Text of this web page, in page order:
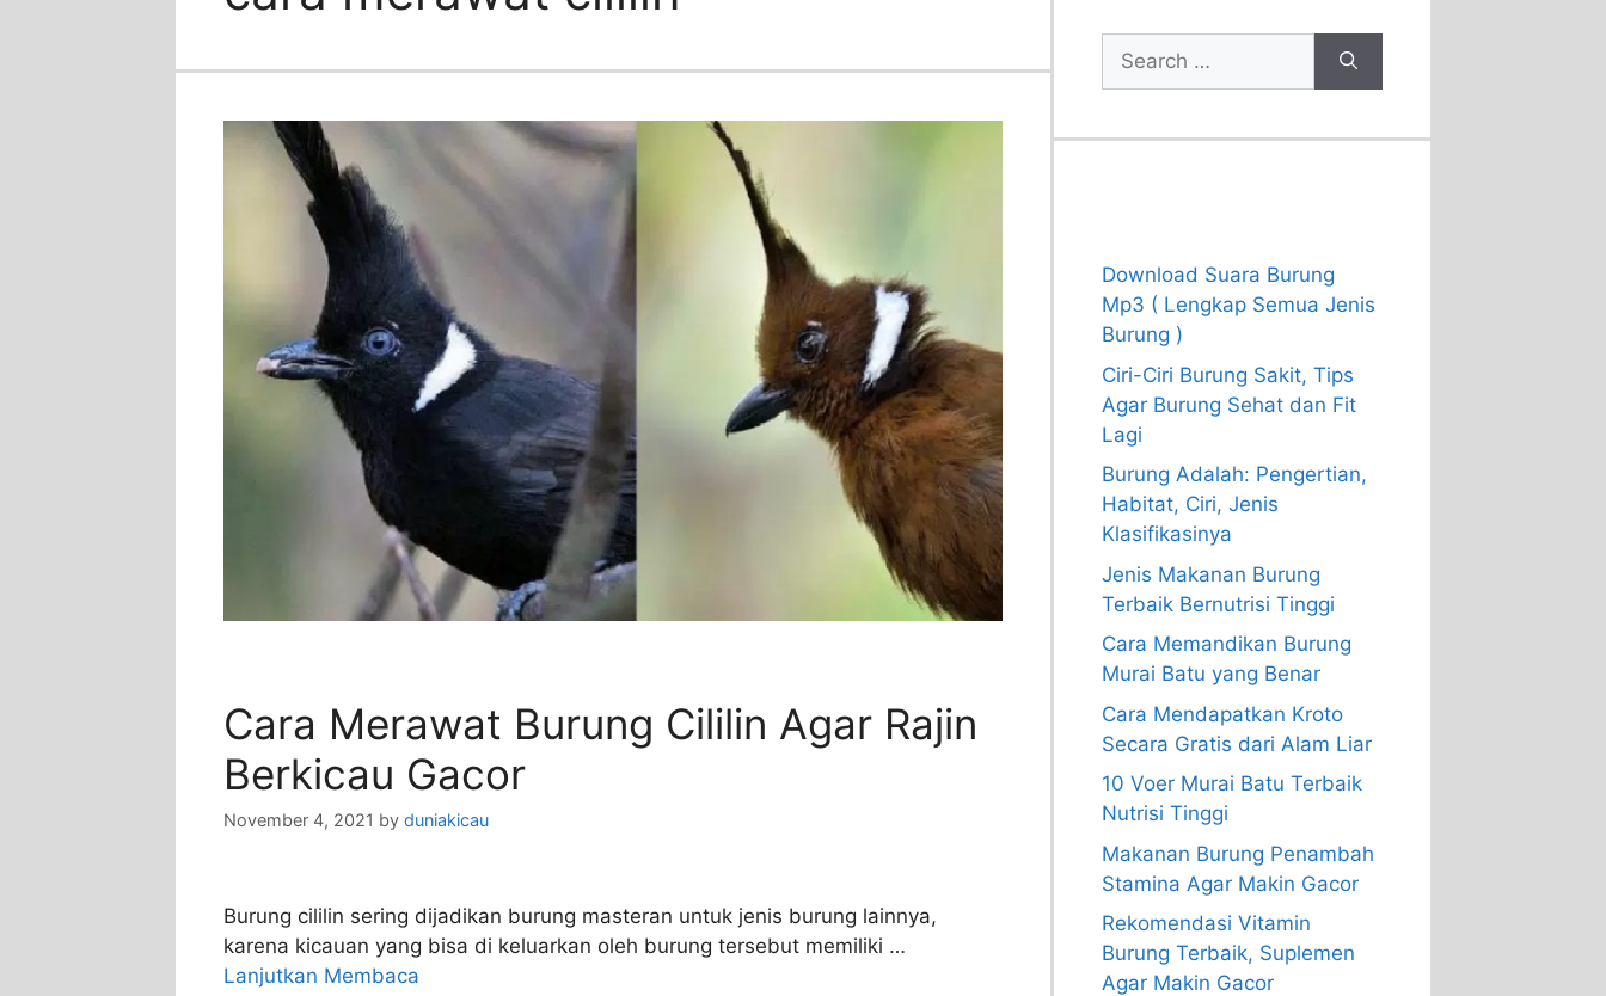
Cara Merawat Burung Cililin Agar Rajin
Berkicau Gacor
November 4, 2021 by duniakicau
Burung cililin sering dijadikan burung masteran untuk jenis burung lainnya,
karena kicauan yang bisa di keluarkan oleh burung tersebut memiliki …
Lanjutkan Membaca
Search
for:
Download Suara Burung
Mp3 ( Lengkap Semua Jenis
Burung )
Ciri-Ciri Burung Sakit, Tips
Agar Burung Sehat dan Fit
Lagi
Burung Adalah: Pengertian,
Habitat, Ciri, Jenis
Klasifikasinya
Jenis Makanan Burung
Terbaik Bernutrisi Tinggi
Cara Memandikan Burung
Murai Batu yang Benar
Cara Mendapatkan Kroto
Secara Gratis dari Alam Liar
10 Voer Murai Batu Terbaik
Nutrisi Tinggi
Makanan Burung Penambah
Stamina Agar Makin Gacor
Rekomendasi Vitamin
Burung Terbaik, Suplemen
Agar Makin Gacor